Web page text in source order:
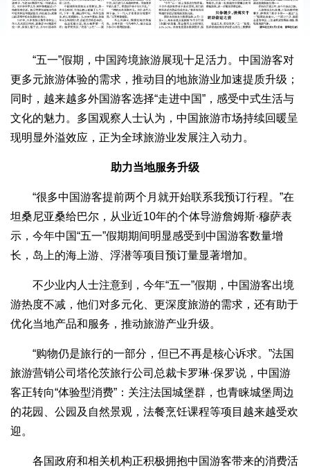
“五一”假期，中国跨境旅游展现十足活力。中国游客对
更多元旅游体验的需求，推动目的地旅游业加速提质升级；
同时，越来越多外国游客选择“走进中国”，感受中式生活与
文化的魅力。多国观察人士认为，中国旅游市场持续回暖呈
现明显外溢效应，正为全球旅游业发展注入动力。
助力当地服务升级
“很多中国游客提前两个月就开始联系我预订行程。”在
坦桑尼亚桑给巴尔，从业近10年的个体导游詹姆斯·穆萨表
示，今年中国“五一”假期期间明显感受到中国游客数量增
长，岛上的海上游、浮潜等项目预订量显著增加。
不少业内人士注意到，今年“五一”假期，中国游客出境
游热度不减，他们对多元化、更深度旅游的需求，还有助于
优化当地产品和服务，推动旅游产业升级。
“购物仍是旅行的一部分，但已不再是核心诉求。”法国
旅游营销公司塔伦茨旅行公司总裁卡罗琳·保罗说，中国游
客正转向“体验型消费”：关注法国城堡群，也青睐城堡周边
的花园、公园及自然景观，法餐烹饪课程等项目越来越受欢
迎。
各国政府和相关机构正积极拥抱中国游客带来的消费活